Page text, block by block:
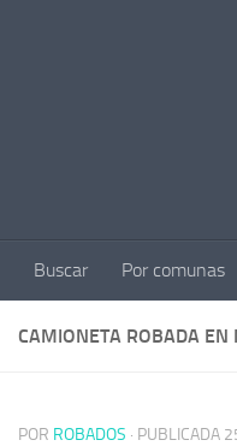
Buscar Por comunas
CAMIONETA ROBADA EN
POR ROBADOS · PUBLICADA